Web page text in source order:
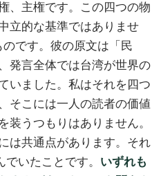
、主権です。この四つの物
立的な基準ではありませ
です。彼の原文は「民
発言全体では台湾が世界の
いました。私はそれを四つ
そこには一人の読者の価値
装うつもりはありません。
は共通点があります。それ
いたことです。 いずれも